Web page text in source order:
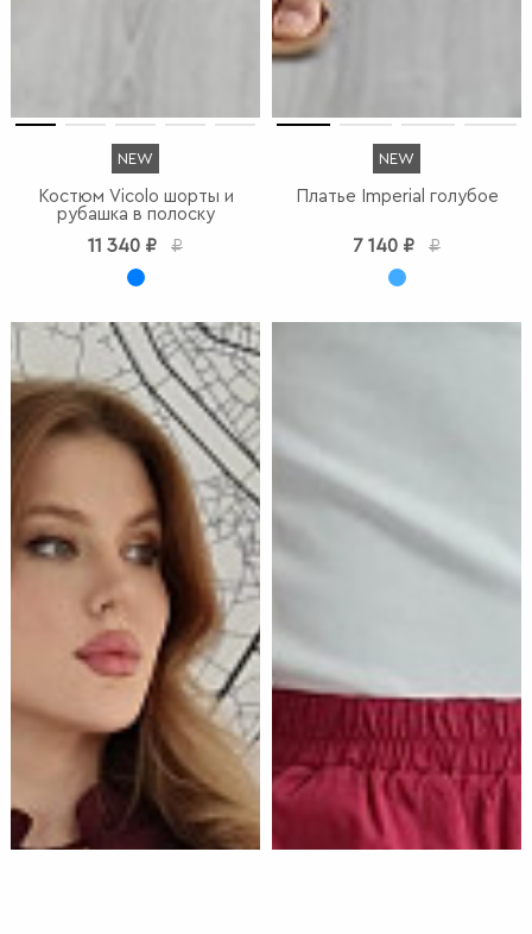
NEW
Костюм Vicolo шорты и
рубашка в полоску
11 340 ₽ ₽
NEW
Платье Imperial голубое
7 140 ₽ ₽